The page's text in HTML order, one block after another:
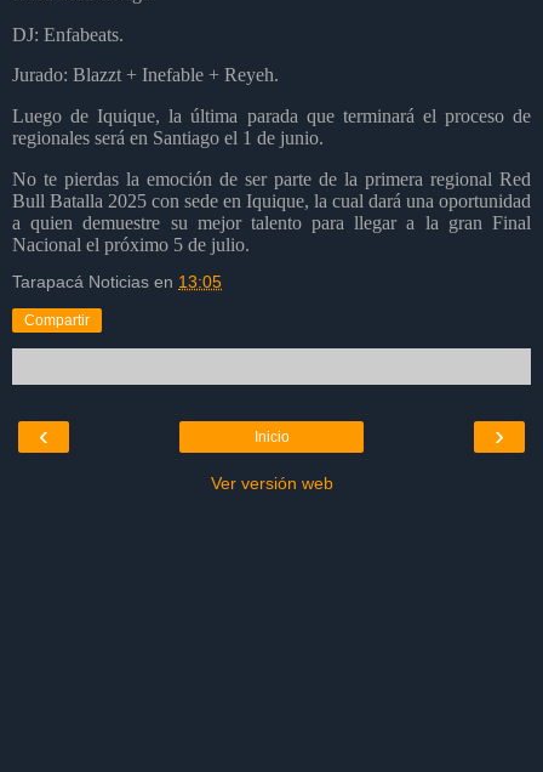
DJ: Enfabeats.
Jurado: Blazzt + Inefable + Reyeh.
Luego de Iquique, la última parada que terminará el proceso de
regionales será en Santiago el 1 de junio.
No te pierdas la emoción de ser parte de la primera regional Red
Bull Batalla 2025 con sede en Iquique, la cual dará una oportunidad
a quien demuestre su mejor talento para llegar a la gran Final
Nacional el próximo 5 de julio.
Tarapacá Noticias en 13:05
Compartir
‹ ›
Inicio
Ver versión web